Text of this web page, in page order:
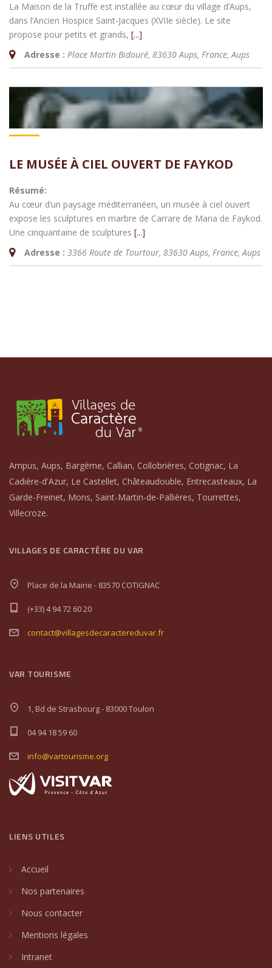
La Maison de la Truffe est installée au cœur du village d’Aups,
dans l’Ancien Hospice Saint-Jacques (XVIIe siècle). Le site
propose pour petits et grands, [...]
Adresse : Place Martin Bidouré, 83630 Aups, France,Aups
LE MUSÉE À CIEL OUVERT DE FAYKOD
Résumé:
Au cœur d’un paysage méditerranéen, un musée à ciel ouvert
expose les sculptures en marbre de Carrare de Maria de Faykod.
Une cinquantaine de sculptures [...]
Adresse : 3366 Route de Tourtour, 83630 Aups, France,Aups
Ampus, Aups, Bargème, Callian, Collobrières, Cotignac, La
Cadière-d'Azur, Le Castellet, Châteaudouble, Entrecasteaux, La
Garde-Freinet, Mons, Saint-Martin-de-Pallières, Tourrettes,
Villecroze.
VILLAGES DE CARACTÈRE DU VAR
Place de la Mairie - 83570 COTIGNAC
(+33) 4 94 72 60 20
contact@villagesdecaractereduvar.fr
VAR TOURISME
1, Bd de Strasbourg - 83000 Toulon
04 94 18 59 60
info@vartourisme.org
LIENS UTILES
Accueil
Nos partenaires
Nous contacter
Mentions légales
Intranet